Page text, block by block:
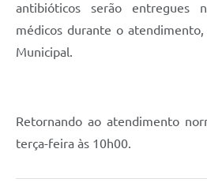
Serviços Online
Telefones Úteis
Diário Oficial
antibióticos serão entregues
médicos durante o
Municipal.
Retornando ao atendimento
terça-feira às 10h00.